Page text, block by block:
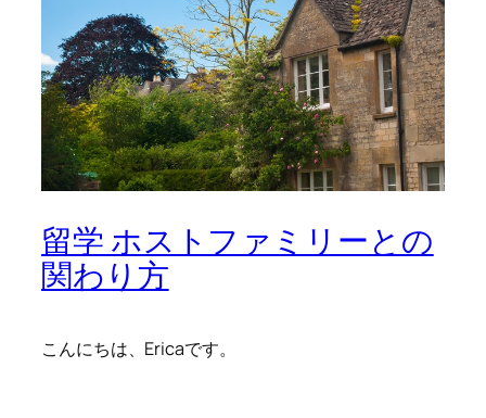
留学 ホストファミリーとの
関わり方
こんにちは、Ericaです。